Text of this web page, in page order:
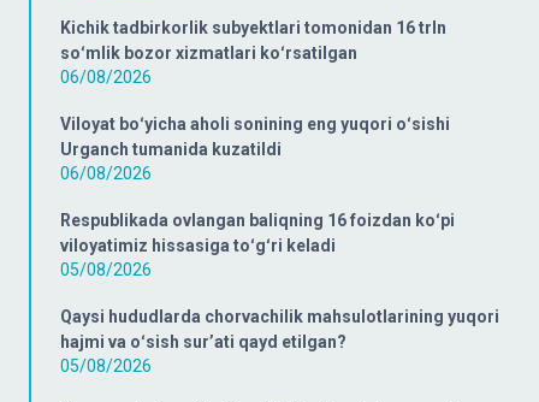
Kichik tadbirkorlik subyektlari tomonidan 16 trln
soʻmlik bozor xizmatlari koʻrsatilgan
06/08/2026
Viloyat boʻyicha aholi sonining eng yuqori oʻsishi
Urganch tumanida kuzatildi
06/08/2026
Respublikada ovlangan baliqning 16 foizdan koʻpi
viloyatimiz hissasiga toʻgʻri keladi
05/08/2026
Qaysi hududlarda chorvachilik mahsulotlarining yuqori
hajmi va oʻsish surʼati qayd etilgan?
05/08/2026